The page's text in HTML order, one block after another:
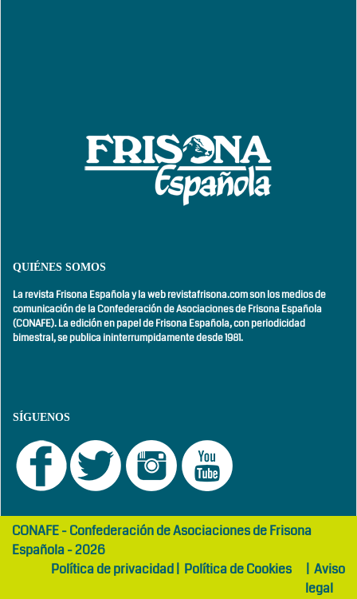
QUIÉNES SOMOS
La revista Frisona Española y la web revistafrisona.com son los medios de
comunicación de la Confederación de Asociaciones de Frisona Española
(CONAFE). La edición en papel de Frisona Española, conperiodicidad
bimestral,se publica ininterrumpidamente desde 1981.
SÍGUENOS
girls
abaya
maltepe
otelCONAFE - Confederación de Asociaciones de Frisona
Española - 2026
Política de privacidad| Política de Cookies | Aviso
legal